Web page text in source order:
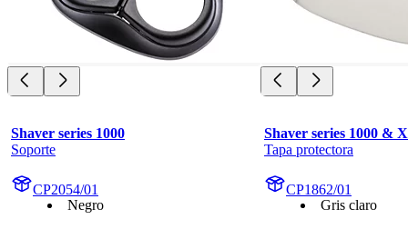
Shaver series 1000
Soporte
CP2054/01
Negro
Shaver series 1000 &
Tapa protectora
CP1862/01
Gris claro